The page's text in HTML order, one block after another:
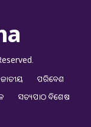
ଜାତୀୟ
ପରିବେଶ
ସତ୍ୟପାଠ ବିଶେଷ